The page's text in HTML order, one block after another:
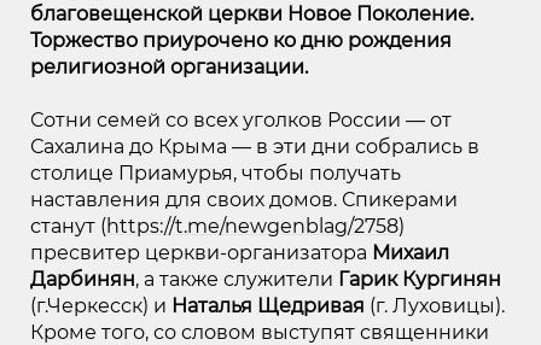
благовещенской церкви Новое Поколение.
Торжество приурочено ко дню рождения
религиозной организации.
Сотни семей со всех уголков России — от
Сахалина до Крыма — в эти дни собрались в
столице Приамурья, чтобы получать
наставления для своих домов. Спикерами
станут (https://t.me/newgenblag/2758)
пресвитер церкви-организатора Михаил
Дарбинян, а также служители Гарик Кургинян
(г.Черкесск) и Наталья Щедривая (г. Луховицы).
Кроме того, со словом выступят священники